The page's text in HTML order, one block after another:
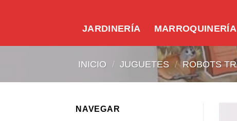
JARDINERÍA MARROQUINERÍA
INICIO / JUGUETES / ROBOTS
NAVEGAR